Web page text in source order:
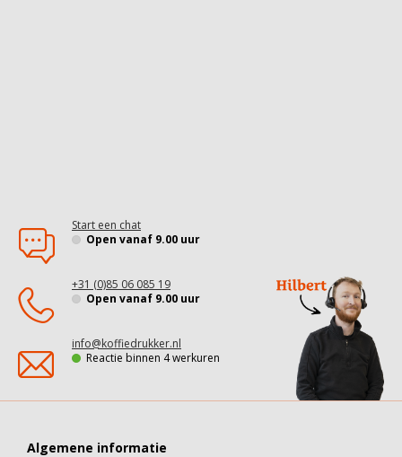
Start een chat
Open vanaf 9.00 uur
+31 (0)85 06 085 19
Open vanaf 9.00 uur
info@koffiedrukker.nl
Reactie binnen 4 werkuren
Algemene informatie